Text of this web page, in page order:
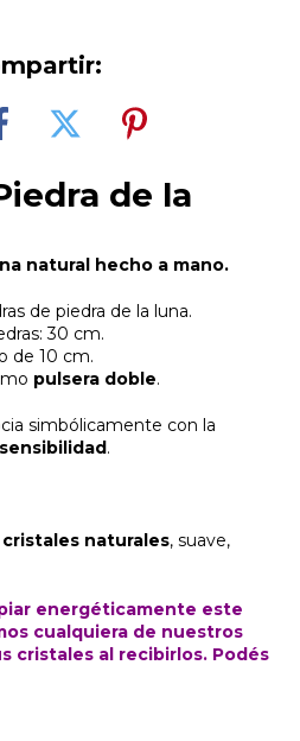
de la
natural hecho a mano.
de piedra de la luna.
30 cm.
de 10 cm.
pulsera doble.
simbólicamente con la
.
naturales, suave,
energéticamente este
cualquiera de nuestros
cristales al recibirlos. Podés